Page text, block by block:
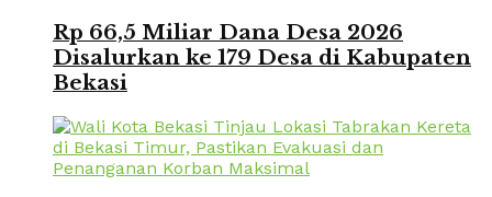
Rp 66,5 Miliar Dana Desa 2026
Disalurkan ke 179 Desa di Kabupaten
Bekasi